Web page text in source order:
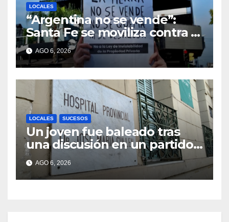
LOCALES
“Argentina no se vende”:
Santa Fe se moviliza contra el
proyecto de Ley de Tierras
AGO 6, 2026
LOCALES SUCESOS
Un joven fue baleado tras
una discusión en un partido
de fútbol en Colastiné Norte
AGO 6, 2026